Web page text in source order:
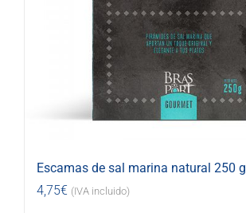
Escamas de sal marina natural 250 g
4,75€ (IVA incluido)